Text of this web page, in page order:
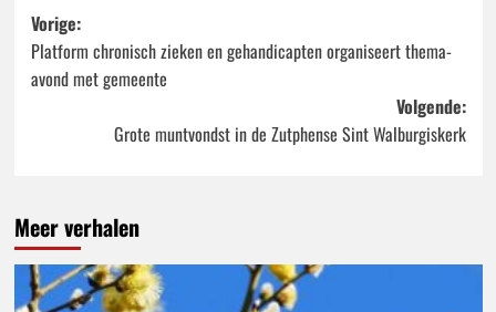
Bericht
navigatie
Vorige:
Platform chronisch zieken en gehandicapten organiseert thema-
avond met gemeente
Volgende:
Grote muntvondst in de Zutphense Sint Walburgiskerk
Meer verhalen